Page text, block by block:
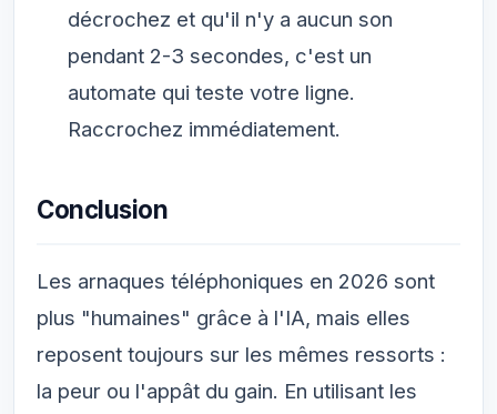
décrochez et qu'il n'y a aucun son
pendant 2-3 secondes, c'est un
automate qui teste votre ligne.
Raccrochez immédiatement.
Conclusion
Les arnaques téléphoniques en 2026 sont
plus "humaines" grâce à l'IA, mais elles
reposent toujours sur les mêmes ressorts :
la peur ou l'appât du gain. En utilisant les